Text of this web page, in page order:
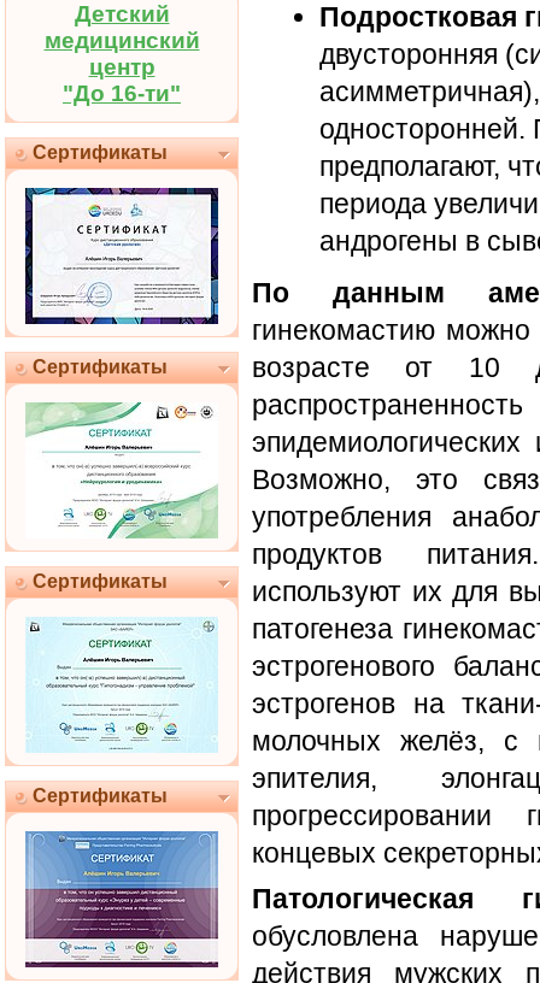
Детский
медицинский
центр
"До 16-ти"
Сертификаты
Сертификаты
Сертификаты
Сертификаты
Подростковая
двусторонняя
односторонней.
предполагают,
периода
андрогены в
По данным
гинекомастию можно
возрасте от
Возможно, это
употребления
продуктов
используют их для
патогенеза
эстрогенового
эстрогенов на
молочных желёз, с
эпителия,
прогрессировании
концевых
Патологическая
обусловлена
действия мужских